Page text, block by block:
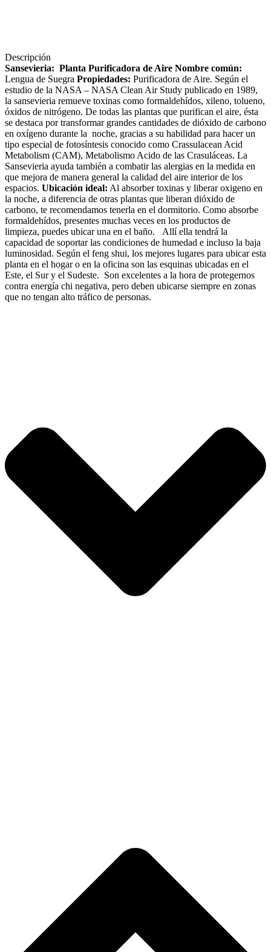
Descripción
Sansevieria: Planta Purificadora de Aire Nombre común:
Lengua de Suegra Propiedades: Purificadora de Aire. Según el
estudio de la NASA – NASA Clean Air Study publicado en 1989,
la sansevieria remueve toxinas como formaldehídos, xileno, tolueno,
óxidos de nitrógeno. De todas las plantas que purifican el aire, ésta
se destaca por transformar grandes cantidades de dióxido de carbono
en oxígeno durante la noche, gracias a su habilidad para hacer un
tipo especial de fotosíntesis conocido como Crassulacean Acid
Metabolism (CAM), Metabolismo Acido de las Crasuláceas. La
Sansevieria ayuda también a combatir las alergias en la medida en
que mejora de manera general la calidad del aire interior de los
espacios. Ubicación ideal: Al absorber toxinas y liberar oxigeno en
la noche, a diferencia de otras plantas que liberan dióxido de
carbono, te recomendamos tenerla en el dormitorio. Como absorbe
formaldehídos, presentes muchas veces en los productos de
limpieza, puedes ubicar una en el baño. Allí ella tendrá la
capacidad de soportar las condiciones de humedad e incluso la baja
luminosidad. Según el feng shui, los mejores lugares para ubicar esta
planta en el hogar o en la oficina son las esquinas ubicadas en el
Este, el Sur y el Sudeste. Son excelentes a la hora de protegernos
contra energía chi negativa, pero deben ubicarse siempre en zonas
que no tengan alto tráfico de personas.